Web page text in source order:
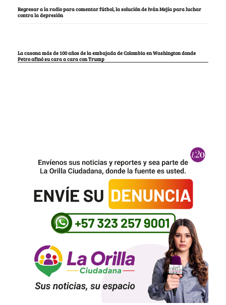
Regresar a la radio para comentar fútbol, la solución de Iván Mejía para luchar
contra la depresión
La casona más de 100 años de la embajada de Colombia en Washington donde
Petro afinó su cara a cara con Trump